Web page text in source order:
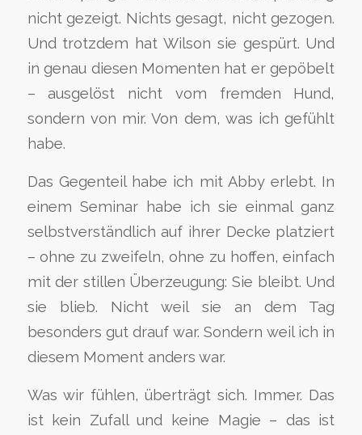
nicht gezeigt. Nichts gesagt, nicht gezogen.
Und trotzdem hat Wilson sie gespürt. Und
in genau diesen Momenten hat er gepöbelt
– ausgelöst nicht vom fremden Hund,
sondern von mir. Von dem, was ich gefühlt
habe.
Das Gegenteil habe ich mit Abby erlebt. In
einem Seminar habe ich sie einmal ganz
selbstverständlich auf ihrer Decke platziert
– ohne zu zweifeln, ohne zu hoffen, einfach
mit der stillen Überzeugung: Sie bleibt. Und
sie blieb. Nicht weil sie an dem Tag
besonders gut drauf war. Sondern weil ich in
diesem Moment anders war.
Was wir fühlen, überträgt sich. Immer. Das
ist kein Zufall und keine Magie – das ist